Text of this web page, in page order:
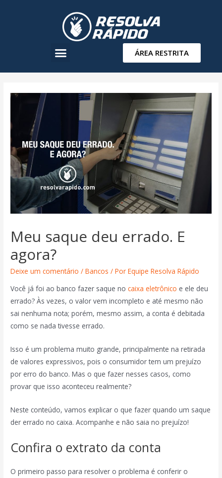
ÁREA RESTRITA
Meu saque deu errado. E
agora?
Deixe um comentário /Bancos / PorEquipe Resolva Rápido
Você já foi ao banco fazer saque nocaixa eletrônico e ele deu
errado? Às vezes, o valor vem incompleto e até mesmo não
sai nenhuma nota; porém, mesmo assim, a conta é debitada
como se nada tivesse errado.
Isso é um problema muito grande, principalmente na retirada
de valores expressivos, pois o consumidor tem um prejuízo
por erro do banco. Mas o que fazer nesses casos, como
provar que isso aconteceu realmente?
Neste conteúdo, vamos explicar o que fazer quando um saque
der errado no caixa. Acompanhe e não saia no prejuízo!
Confira o extrato da conta
O primeiro passo para resolver o problema é conferir o